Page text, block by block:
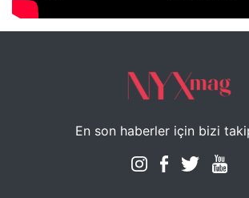
En son haberler için bizi